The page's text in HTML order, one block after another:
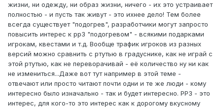
жизни, ни одежду, ни образ жизни, ничего - их это устраивает
полностью - и пусть так живут - это ихнее дело! Тем более
всегда существует "подогрев", разработчики могут запросто
повысить интерес к рр3 "подогревом" - всякими подарками
игрокам, квестами и т.д. Вообще трафик игроков из разных
версий можно сравнить с ртутью в градуснике, как не играй с
этой ртутью, как не переворачивай - её количество ну ни как
не измениться...Даже вот тут например в этой теме -
отвечают или просто читают почти одни и те же люди - кому
интересно было изначально - так и будет интересно. РР3 - это
интерес, для кого-то это интерес как к дорогому вкусному